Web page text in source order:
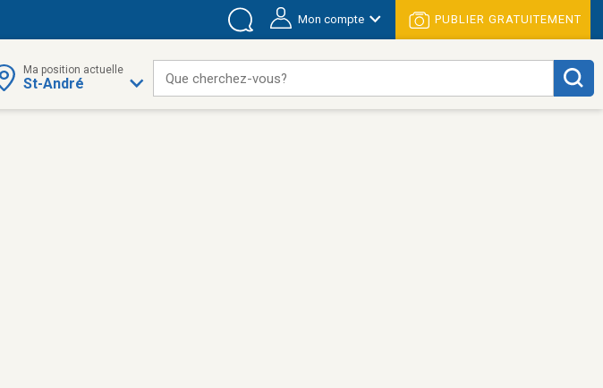
Mon compte PUBLIER GRATUITEMENT
Ma position actuelle
St-André Que cherchez-vous?